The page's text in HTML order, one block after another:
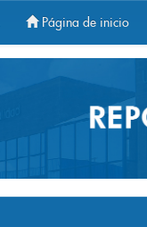
Página de inicio